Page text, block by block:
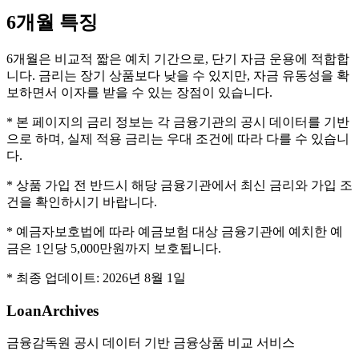
6개월 특징
6개월은 비교적 짧은 예치 기간으로, 단기 자금 운용에 적합합
니다. 금리는 장기 상품보다 낮을 수 있지만, 자금 유동성을 확
보하면서 이자를 받을 수 있는 장점이 있습니다.
* 본 페이지의 금리 정보는 각 금융기관의 공시 데이터를 기반
으로 하며, 실제 적용 금리는 우대 조건에 따라 다를 수 있습니
다.
* 상품 가입 전 반드시 해당 금융기관에서 최신 금리와 가입 조
건을 확인하시기 바랍니다.
* 예금자보호법에 따라 예금보험 대상 금융기관에 예치한 예
금은 1인당 5,000만원까지 보호됩니다.
* 최종 업데이트: 2026년 8월 1일
LoanArchives
금융감독원 공시 데이터 기반 금융상품 비교 서비스